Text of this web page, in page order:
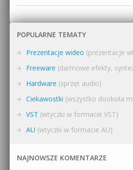
POPULARNE TEMATY
Prezentacje wideo (prezentacje
Freeware (darmowe efekty,
Hardware (sprzęt audio)
Ciekawostki (wszystko dookoła
VST (wtyczki w formacie VST)
AU (wtyczki w formacie AU)
NAJNOWSZE KOMENTARZE